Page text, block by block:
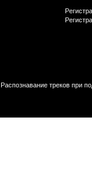
Распознавание треков при